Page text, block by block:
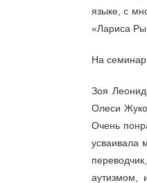
языке, с
«Лариса
На семинар
Зоя
Олеси
Очень
усваивала
аутизмом,